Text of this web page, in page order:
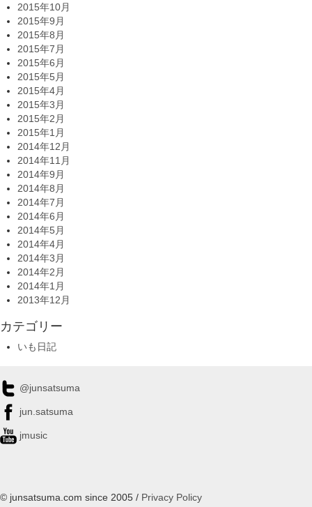
2015年10月
2015年9月
2015年8月
2015年7月
2015年6月
2015年5月
2015年4月
2015年3月
2015年2月
2015年1月
2014年12月
2014年11月
2014年9月
2014年8月
2014年7月
2014年6月
2014年5月
2014年4月
2014年3月
2014年2月
2014年1月
2013年12月
カテゴリー
いも日記
@junsatsuma
jun.satsuma
jmusic
© junsatsuma.com since 2005 / Privacy Policy